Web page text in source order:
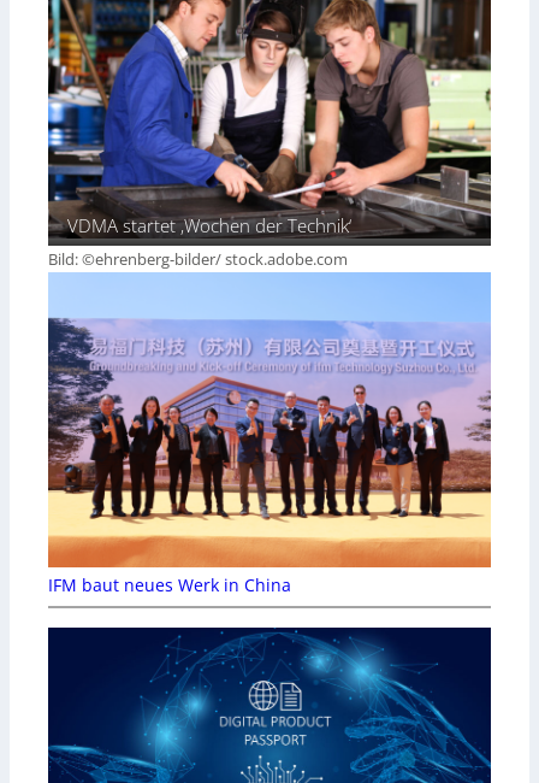
VDMA startet ‚Wochen der Technik‘
Bild: ©ehrenberg-bilder/ stock.adobe.com
IFM baut neues Werk in China